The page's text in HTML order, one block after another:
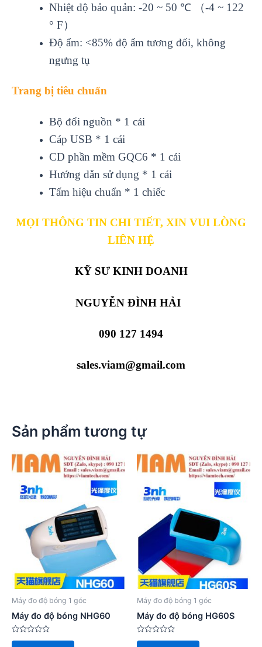
Nhiệt độ bảo quản: -20 ~ 50 ℃ （-4 ~ 122
° F）
Độ ẩm: <85% độ ẩm tương đối, không
ngưng tụ
Trang bị tiêu chuẩn
Bộ đổi nguồn * 1 cái
Cáp USB * 1 cái
CD phần mềm GQC6 * 1 cái
Hướng dẫn sử dụng * 1 cái
Tấm hiệu chuẩn * 1 chiếc
MỌI THÔNG TIN CHI TIẾT, XIN VUI LÒNG
LIÊN HỆ
KỸ SƯ KINH DOANH
NGUYỄN ĐÌNH HẢI
090 127 1494
sales.viam@gmail.com
Sản phẩm tương tự
Máy đo độ bóng 1 góc
Máy đo độ bóng NHG60
Được
Máy đo độ bóng 1 góc
Máy đo độ bóng HG60S
Được